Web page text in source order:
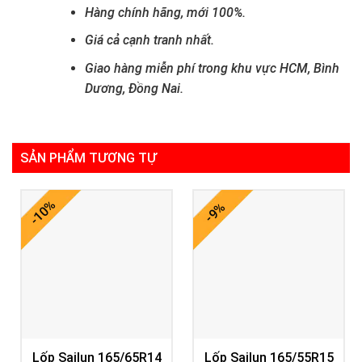
Hàng chính hãng, mới 100%.
Giá cả cạnh tranh nhất.
Giao hàng miễn phí trong khu vực HCM, Bình
Dương, Đồng Nai.
SẢN PHẨM TƯƠNG TỰ
-10%
Lốp Sailun 165/65R14
-9%
Lốp Sailun 165/55R15